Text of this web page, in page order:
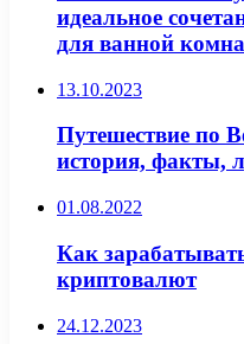
идеальное
для ванной
13.10.2023
Путешествие по
история, факты,
01.08.2022
Как
криптовалют
24.12.2023